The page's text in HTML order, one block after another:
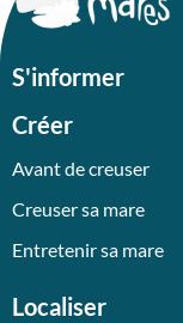
S'informer
Créer
Avant de creuser
Creuser sa mare
Entretenir sa mare
Localiser